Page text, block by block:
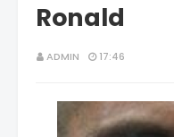
Ronald
ADMIN 17:46